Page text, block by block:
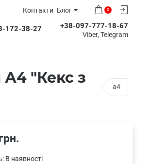
Контакти Блог
172-38-27
0
+38-097-777-18-67
Viber, Telegram
"Кекс з
a4
В наявності